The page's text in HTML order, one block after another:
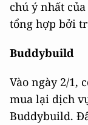
chú ý nhất
tổng hợp bởi
Buddybuild
Vào ngày 2/1,
mua lại dịch
Buddybuild.